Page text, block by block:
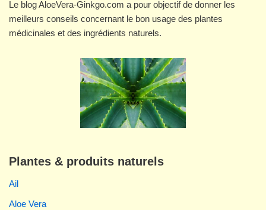
Le blog AloeVera-Ginkgo.com a pour objectif de donner les
meilleurs conseils concernant le bon usage des plantes
médicinales et des ingrédients naturels.
Plantes & produits naturels
Ail
Aloe Vera